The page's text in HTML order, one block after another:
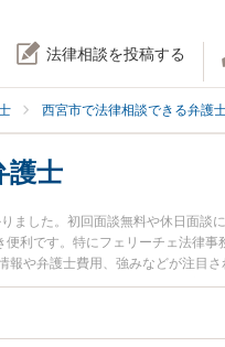
法律相談を投稿する
西宮市で法律相談できる弁護
護士
ました。初回面談無料や休日面
利です。特にフェリーチェ法律
や弁護士費用、強みなどが注目
くの弁護士を検索したい』『初